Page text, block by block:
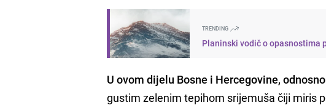
TRENDING
Planinski vodič o opasnostima
U ovom dijelu Bosne i Hercegovine,
gustim zelenim tepihom srijemuša čiji miris